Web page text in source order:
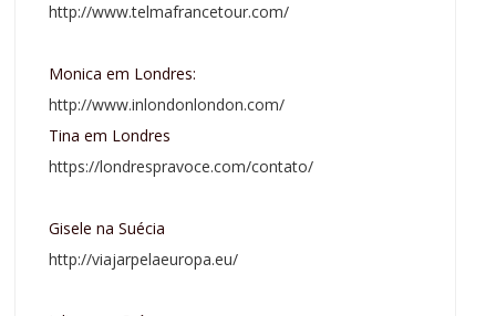
http://www.telmafrancetour.com/
Monica em Londres:
http://www.inlondonlondon.com/
Tina em Londres
https://londrespravoce.com/contato/
Gisele na Suécia
http://viajarpelaeuropa.eu/